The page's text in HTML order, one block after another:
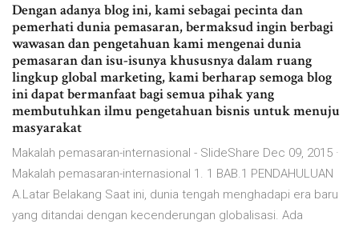
Dengan adanya blog ini, kami sebagai pecinta dan
pemerhati dunia pemasaran, bermaksud ingin berbagi
wawasan dan pengetahuan kami mengenai dunia
pemasaran dan isu-isunya khususnya dalam ruang
lingkup global marketing, kami berharap semoga blog
ini dapat bermanfaat bagi semua pihak yang
membutuhkan ilmu pengetahuan bisnis untuk menuju
masyarakat
Makalah pemasaran-internasional - SlideShare Dec 09, 2015 ·
Makalah pemasaran-internasional 1. 1 BAB.1 PENDAHULUAN
A.Latar Belakang Saat ini, dunia tengah menghadapi era baru
yang ditandai dengan kecenderungan globalisasi. Ada